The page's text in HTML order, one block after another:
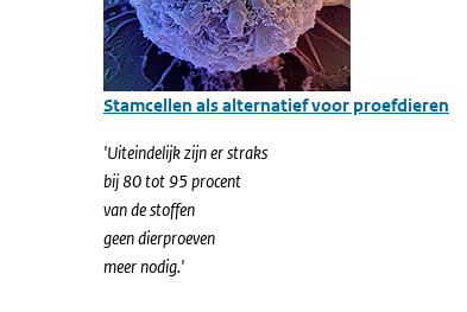
Stamcellen als alternatief voor proefdieren
'Uiteindelijk zijn er straks
bij 80 tot 95 procent
van de stoffen
geen dierproeven
meer nodig.'